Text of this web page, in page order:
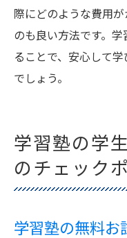
際にどのような費用
のも良い方法です。
ることで、安心して
でしょう。
学習塾の学
のチェック
学習塾の無料お